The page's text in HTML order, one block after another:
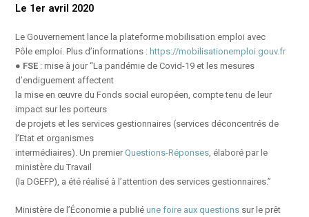
Le 1er avril 2020
Le Gouvernement lance la plateforme mobilisation emploi avec
Pôle emploi. Plus d’informations : https://mobilisationemploi.gouv.fr
● FSE : mise à jour “La pandémie de Covid-19 et les mesures
d’endiguement affectent
la mise en œuvre du Fonds social européen, compte tenu de leur
impact sur les porteurs
de projets et les services gestionnaires (services déconcentrés de
l’Etat et organismes
intermédiaires). Un premierQuestions-Réponses, élaboré par le
ministère du Travail
(la DGEFP), a été réalisé à l’attention des services gestionnaires.”
Ministère de l’Économie a publiéune foire aux questions sur le prêt